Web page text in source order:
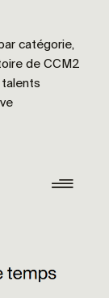
catégorie,
de CCM2
talents